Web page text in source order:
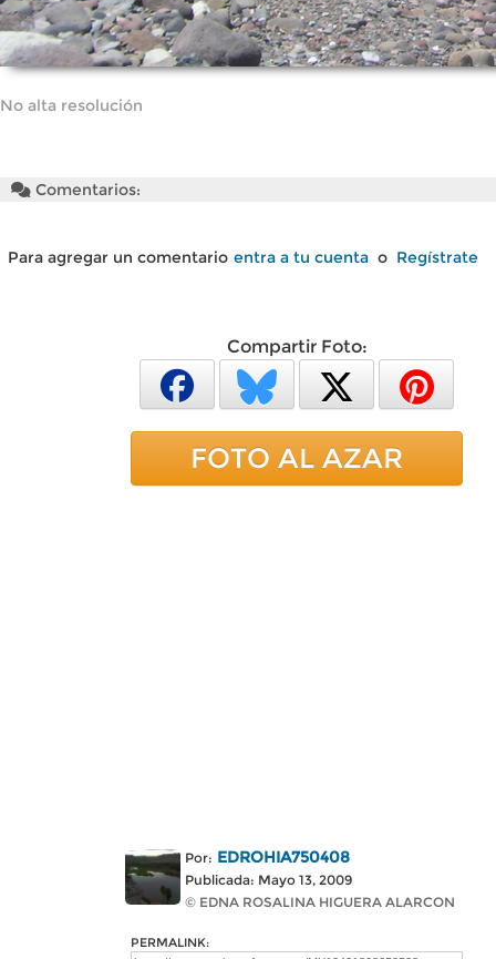
No alta resolución
Comentarios:
Para agregar un comentario entra a tu cuenta o Regístrate
Compartir Foto:
FOTO AL AZAR
Por: EDROHIA750408
Publicada: Mayo 13, 2009
© EDNA ROSALINA HIGUERA ALARCON
PERMALINK: